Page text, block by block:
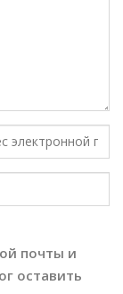
почты и
оставить